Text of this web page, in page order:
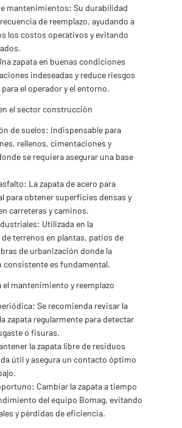
mantenimientos: Su durabilidad
de reemplazo, ayudando a
los costos operativos y evitando
zapata en buenas condiciones
indeseadas y reduce riesgos
el operador y el entorno.
el sector construcción
de suelos: Indispensable para
rellenos, cimentaciones y
se requiera asegurar una base
La zapata de acero para
para obtener superficies densas y
carreteras y caminos.
Utilizada en la
terrenos en plantas, patios de
de urbanización donde la
consistente es fundamental.
el mantenimiento y reemplazo
Se recomienda revisar la
zapata regularmente para detectar
o fisuras.
la zapata libre de residuos
útil y asegura un contacto óptimo
Cambiar la zapata a tiempo
del equipo Bomag, evitando
y pérdidas de eficiencia.